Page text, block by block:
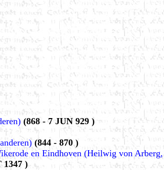
(868 - 7 JUN 929 )
(844 - 870 )
en Eindhoven (Heilwig von
1347 )